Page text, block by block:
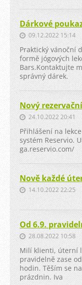
Dárkové
09.12.2022 15:14
Praktický vánoční
formě jógových
Bars.Kontaktujte
správný dárek.
Nový
24.10.2022 20:41
Přihlášení na
systém Reservio.
ga.reservio.com/
Nově každé
14.10.2022 22:25
Od 6.9.
28.08.2022 10:58
Milí klienti, úterní
pravidelně zase
hodin. Těším se
prázdnin. Iva